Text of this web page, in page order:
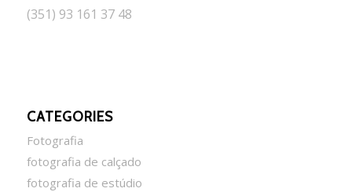
(351) 93 161 37 48
CATEGORIES
Fotografia
fotografia de calçado
fotografia de estúdio